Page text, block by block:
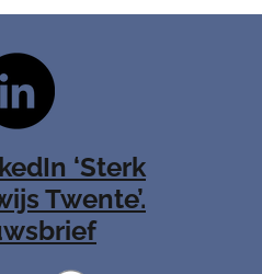
‘Sterk
Twente’.